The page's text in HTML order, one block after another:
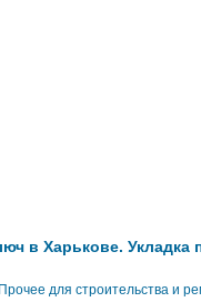
в Харькове. Укладка
для строительства и